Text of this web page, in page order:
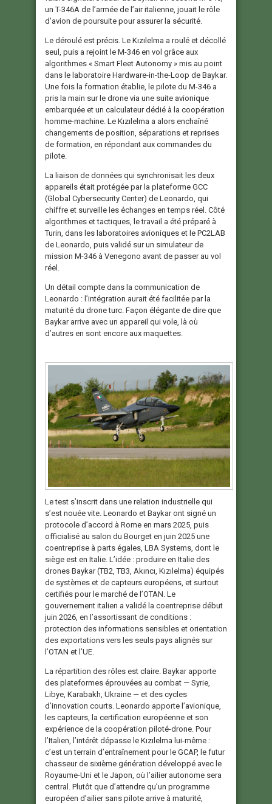
un T-346A de l’armée de l’air italienne, jouait le rôle
d’avion de poursuite pour assurer la sécurité.
Le déroulé est précis. Le Kızılelma a roulé et décollé
seul, puis a rejoint le M-346 en vol grâce aux
algorithmes « Smart Fleet Autonomy » mis au point
dans le laboratoire Hardware-in-the-Loop de Baykar.
Une fois la formation établie, le pilote du M-346 a
pris la main sur le drone via une suite avionique
embarquée et un calculateur dédié à la coopération
homme-machine. Le Kızılelma a alors enchaîné
changements de position, séparations et reprises
de formation, en répondant aux commandes du
pilote.
La liaison de données qui synchronisait les deux
appareils était protégée par la plateforme GCC
(Global Cybersecurity Center) de Leonardo, qui
chiffre et surveille les échanges en temps réel. Côté
algorithmes et tactiques, le travail a été préparé à
Turin, dans les laboratoires avioniques et le PC2LAB
de Leonardo, puis validé sur un simulateur de
mission M-346 à Venegono avant de passer au vol
réel.
Un détail compte dans la communication de
Leonardo : l’intégration aurait été facilitée par la
maturité du drone turc. Façon élégante de dire que
Baykar arrive avec un appareil qui vole, là où
d’autres en sont encore aux maquettes.
Le test s’inscrit dans une relation industrielle qui
s’est nouée vite. Leonardo et Baykar ont signé un
protocole d’accord à Rome en mars 2025, puis
officialisé au salon du Bourget en juin 2025 une
coentreprise à parts égales, LBA Systems, dont le
siège est en Italie. L’idée : produire en Italie des
drones Baykar (TB2, TB3, Akıncı, Kızılelma) équipés
de systèmes et de capteurs européens, et surtout
certifiés pour le marché de l’OTAN. Le
gouvernement italien a validé la coentreprise début
juin 2026, en l’assortissant de conditions :
protection des informations sensibles et orientation
des exportations vers les seuls pays alignés sur
l’OTAN et l’UE.
La répartition des rôles est claire. Baykar apporte
des plateformes éprouvées au combat — Syrie,
Libye, Karabakh, Ukraine — et des cycles
d’innovation courts. Leonardo apporte l’avionique,
les capteurs, la certification européenne et son
expérience de la coopération piloté-drone. Pour
l’Italien, l’intérêt dépasse le Kızılelma lui-même :
c’est un terrain d’entraînement pour le GCAP, le futur
chasseur de sixième génération développé avec le
Royaume-Uni et le Japon, où l’ailier autonome sera
central. Plutôt que d’attendre qu’un programme
européen d’ailier sans pilote arrive à maturité,